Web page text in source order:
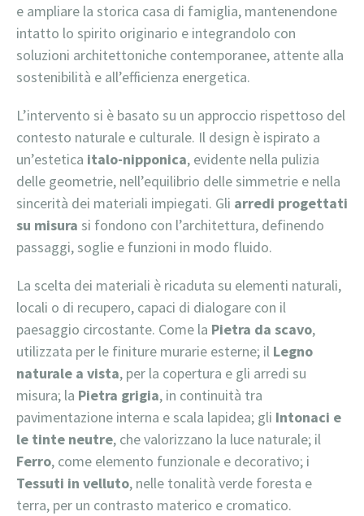
e ampliare la storica casa di famiglia, mantenendone
intatto lo spirito originario e integrandolo con
soluzioni architettoniche contemporanee, attente alla
sostenibilità e all’efficienza energetica.
L’intervento si è basato su un approccio rispettoso del
contesto naturale e culturale. Il design è ispirato a
un’estetica italo-nipponica, evidente nella pulizia
delle geometrie, nell’equilibrio delle simmetrie e nella
sincerità dei materiali impiegati. Gli arredi progettati
su misura si fondono con l’architettura, definendo
passaggi, soglie e funzioni in modo fluido.
La scelta dei materiali è ricaduta su elementi naturali,
locali o di recupero, capaci di dialogare con il
paesaggio circostante. Come la Pietra da scavo,
utilizzata per le finiture murarie esterne; il Legno
naturale a vista, per la copertura e gli arredi su
misura; la Pietra grigia, in continuità tra
pavimentazione interna e scala lapidea; gli Intonaci e
le tinte neutre, che valorizzano la luce naturale; il
Ferro, come elemento funzionale e decorativo; i
Tessuti in velluto, nelle tonalità verde foresta e
terra, per un contrasto materico e cromatico.